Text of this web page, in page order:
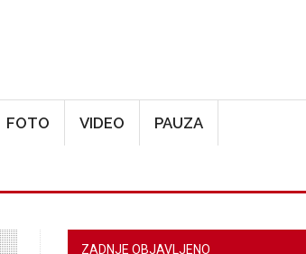
FOTO VIDEO PAUZA
ZADNJE OBJAVLJENO